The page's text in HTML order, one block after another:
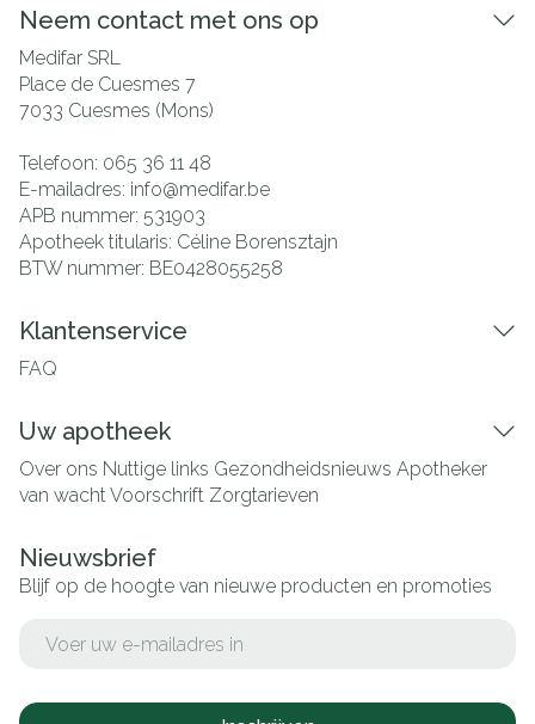
Neem contact met ons op
Medifar SRL
Place de Cuesmes 7
7033 Cuesmes (Mons)
Telefoon: 065 36 11 48
E-mailadres: info@medifar.be
APB nummer: 531903
Apotheek titularis: Céline Borensztajn
BTW nummer: BE0428055258
Klantenservice
FAQ
Uw apotheek
Over ons Nuttige links Gezondheidsnieuws Apotheker
van wachtVoorschrift Zorgtarieven
Nieuwsbrief
Blijf op de hoogte van nieuwe producten en promoties